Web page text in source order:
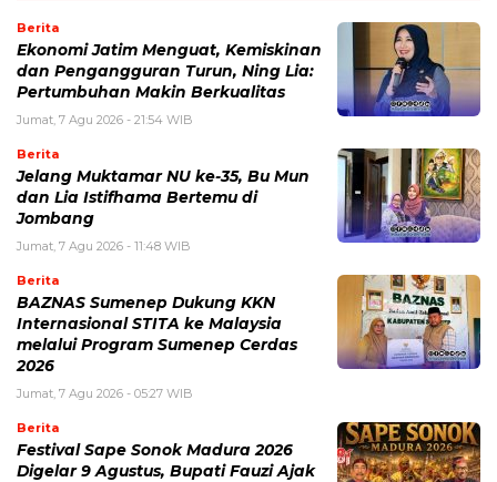
Berita
Ekonomi Jatim Menguat, Kemiskinan
dan Pengangguran Turun, Ning Lia:
Pertumbuhan Makin Berkualitas
Jumat, 7 Agu 2026 - 21:54 WIB
Berita
Jelang Muktamar NU ke-35, Bu Mun
dan Lia Istifhama Bertemu di
Jombang
Jumat, 7 Agu 2026 - 11:48 WIB
Berita
BAZNAS Sumenep Dukung KKN
Internasional STITA ke Malaysia
melalui Program Sumenep Cerdas
2026
Jumat, 7 Agu 2026 - 05:27 WIB
Berita
Festival Sape Sonok Madura 2026
Digelar 9 Agustus, Bupati Fauzi Ajak